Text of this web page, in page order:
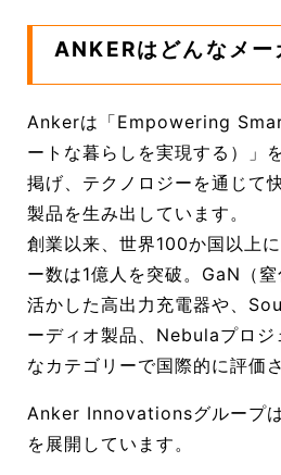
ANKERはどんなメー
Ankerは「Empowering
ートな暮らしを実現する）」
掲げ、テクノロジーを通じて
製品を生み出しています。
創業以来、世界100か国以上
ー数は1億人を突破。GaN（
活かした高出力充電器や、
ーディオ製品、Nebulaプロジ
なカテゴリーで国際的に評価
Anker Innovationsグループ
を展開しています。